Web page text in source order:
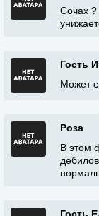
Сочах ?
Гость
Может
Роза
В этом